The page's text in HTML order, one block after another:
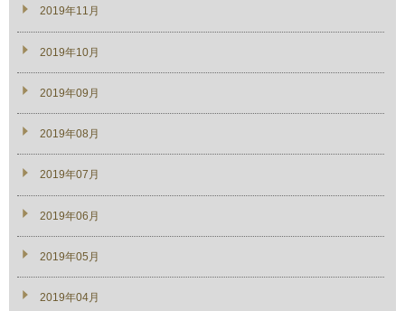
2019年11月
2019年10月
2019年09月
2019年08月
2019年07月
2019年06月
2019年05月
2019年04月